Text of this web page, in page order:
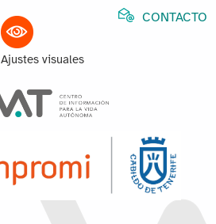
Ajustes visuales
CONTACTO